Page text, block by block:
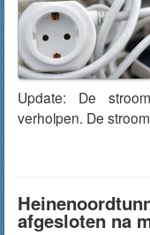
Update: De
verholpen. De
afgesloten na